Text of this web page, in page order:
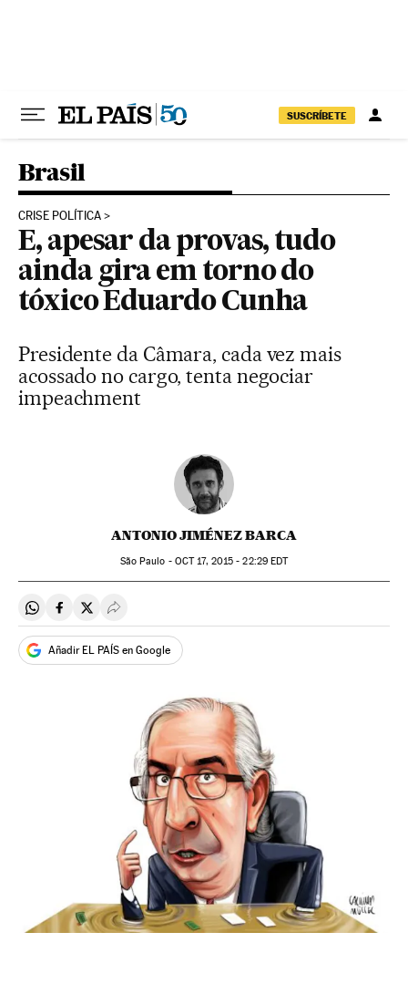
SUSCRÍBETE
Brasil
CRISE POLÍTICA
E, apesar da provas, tudo
ainda gira em torno do
tóxico Eduardo Cunha
Presidente da Câmara, cada vez mais
acossado no cargo, tenta negociar
impeachment
ANTONIO JIMÉNEZ BARCA
São Paulo - OCT17, 2015 - 22:29EDT
Compartir en Whatsapp
Compartir en Facebook
Compartir en Twitter
Desplegar Redes Sociales
Añadir EL PAÍS en Google